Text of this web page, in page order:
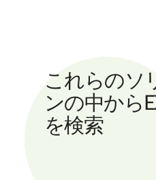
これらのソ
ンの中から
を検索